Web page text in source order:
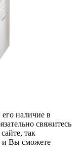
его наличие в
свяжитесь
так
и Вы сможете